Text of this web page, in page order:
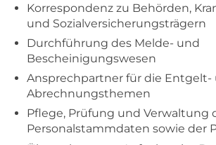
Korrespondenz zu Behörden,
und Sozialversicherungsträgern
Durchführung des Melde- und
Bescheinigungswesen
Ansprechpartner für die Entgelt-
Abrechnungsthemen
Pflege, Prüfung und Verwaltung
Personalstammdaten sowie der